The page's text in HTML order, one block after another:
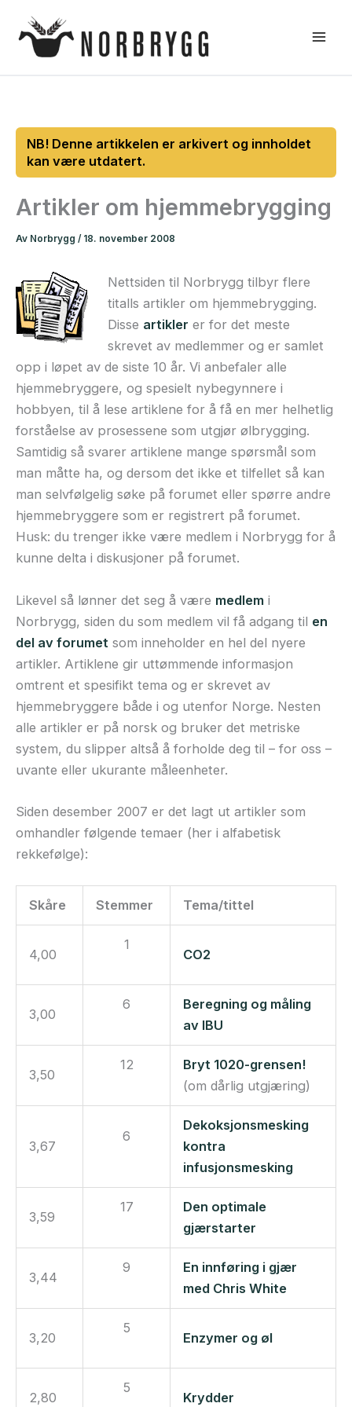
rett
Artikler om hjemmebrygging
Av Norbrygg / 18. november 2008
Nettsiden til Norbrygg tilbyr flere
titalls artikler om hjemmebrygging.
Disse artikler er for det meste
skrevet av medlemmer og er samlet
opp i løpet av de siste 10 år. Vi anbefaler alle
hjemmebryggere, og spesielt nybegynnere i
hobbyen, til å lese artiklene for å få en mer helhetlig
forståelse av prosessene som utgjør ølbrygging.
Samtidig så svarer artiklene mange spørsmål som
man måtte ha, og dersom det ikke et tilfellet så kan
man selvfølgelig søke på forumet eller spørre andre
hjemmebryggere som er registrert på forumet.
Husk: du trenger ikke være medlem i Norbrygg for å
kunne delta i diskusjoner på forumet.
Likevel så lønner det seg å være medlem i
Norbrygg, siden du som medlem vil få adgang til en
del av forumet som inneholder en hel del nyere
artikler. Artiklene gir uttømmende informasjon
omtrent et spesifikt tema og er skrevet av
hjemmebryggere både i og utenfor Norge. Nesten
alle artikler er på norsk og bruker det metriske
system, du slipper altså å forholde deg til – for oss –
uvante eller ukurante måleenheter.
Siden desember 2007 er det lagt ut artikler som
omhandler følgende temaer (her i alfabetisk
rekkefølge):
Skåre Stemmer Tema/tittel
4,00
1
CO2
3,00
6
Beregning og måling
av IBU
3,50
12
Bryt 1020-grensen!
(om dårlig utgjæring)
3,67
6
Dekoksjonsmesking
kontra
infusjonsmesking
3,59
17
Den optimale
gjærstarter
3,44
9
En innføring i gjær
med Chris White
3,20
5
Enzymer og øl
2,80
5
Krydder